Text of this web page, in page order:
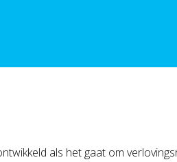
als het gaat om